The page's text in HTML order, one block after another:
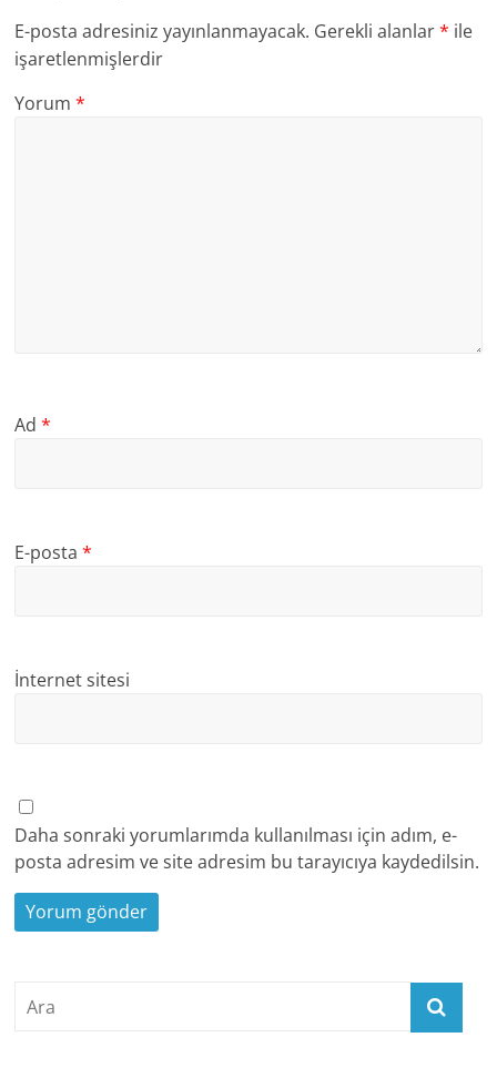
E-posta adresiniz yayınlanmayacak. Gerekli alanlar* ile
işaretlenmişlerdir
Yorum*
Ad*
E-posta*
İnternet sitesi
Daha sonraki yorumlarımda kullanılması için adım, e-
posta adresim ve site adresim bu tarayıcıya kaydedilsin.